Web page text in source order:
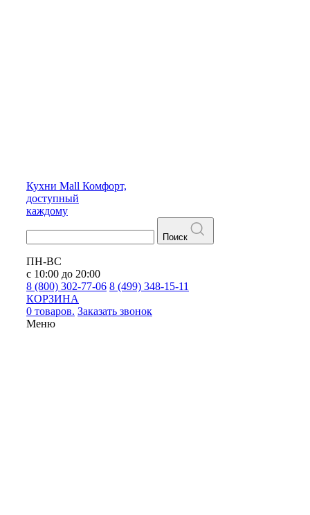
Кухни Mall Комфорт,
доступный
каждому
Поиск
ПН-ВС
с 10:00 до 20:00
8 (800) 302-77-06 8 (499) 348-15-11
КОРЗИНА
0 товаров. Заказать звонок
Меню